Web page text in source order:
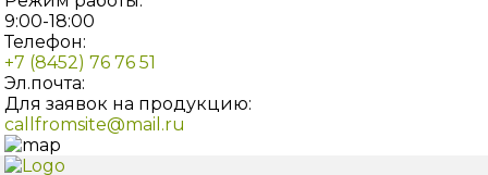
9:00-18:00
Телефон:
+7 (8452) 76 76 51
Эл.почта:
Для заявок на продукцию:
callfromsite@mail.ru